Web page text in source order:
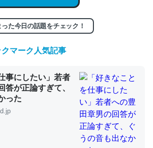
についての考察（１） - conceptualization
う「ずっと前の伏線」は回収されないけ
には多い分量。進化すればするほど分
そう
についての考察（１） - conceptualization
た今日の話題をチェック！
マーク人気記事
事にしたい」若者
答が正論すぎて、
った